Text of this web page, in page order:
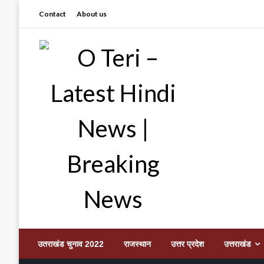
Contact About us
O Teri – Latest Hindi
उतराखंड चुनाव 2022 राजस्थान उत्तर प्रदेश उत्तराखंड